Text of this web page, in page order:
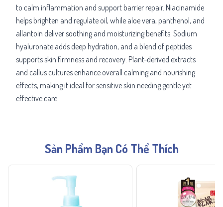
to calm inflammation and support barrier repair. Niacinamide
helps brighten and regulate oil, while aloe vera, panthenol, and
allantoin deliver soothing and moisturizing benefits. Sodium
hyaluronate adds deep hydration, and a blend of peptides
supports skin firmness and recovery. Plant-derived extracts
and callus cultures enhance overall calming and nourishing
effects, making it ideal for sensitive skin needing gentle yet
effective care.
Sản Phẩm Bạn Có Thể Thích